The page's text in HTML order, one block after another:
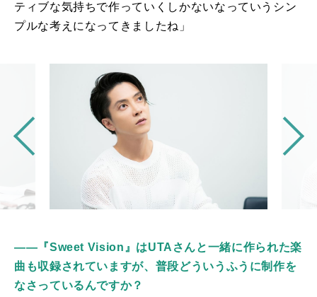
ティブな気持ちで作っていくしかないなっていうシン
プルな考えになってきましたね」
――『Sweet Vision』はUTAさんと一緒に作られた楽
曲も収録されていますが、普段どういうふうに制作を
なさっているんですか？